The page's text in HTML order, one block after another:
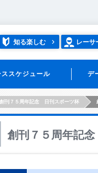
知る楽しむ レーサ
ススケジュール デ
創刊７５周年記念 日刊スポーツ杯
創刊７５周年記